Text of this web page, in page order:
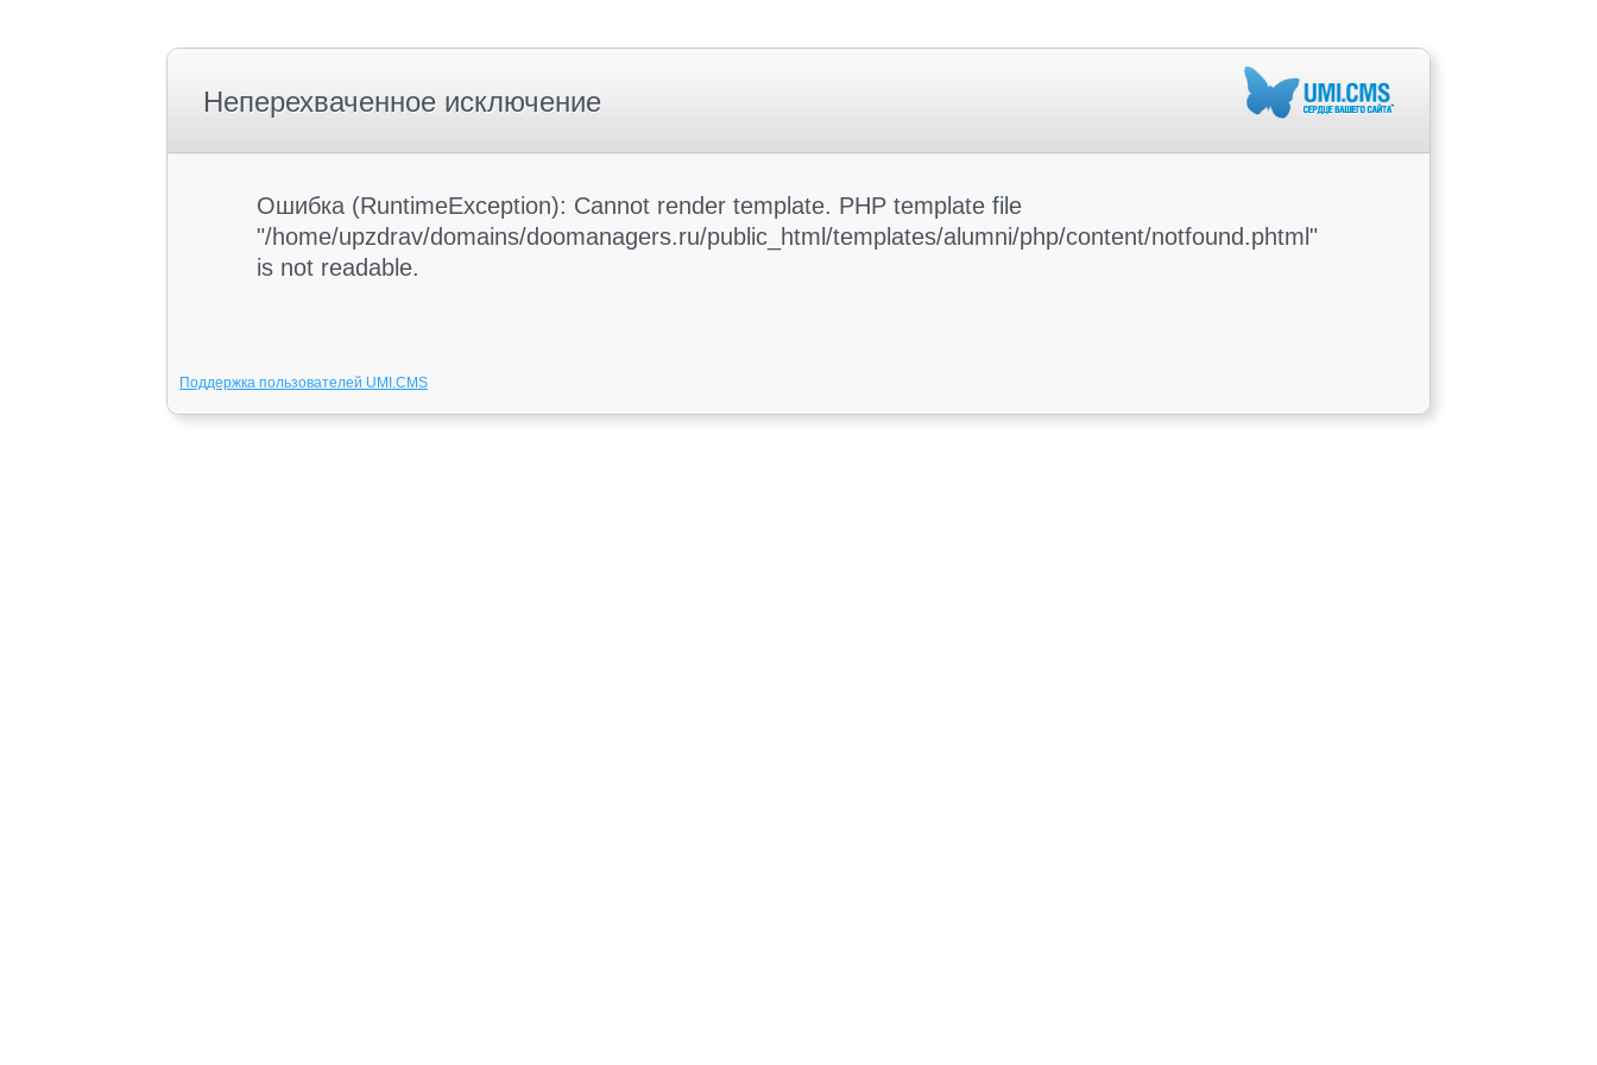
Неперехваченное исключение
Ошибка (RuntimeException): Cannot render template. PHP template file
"/home/upzdrav/domains/doomanagers.ru/public_html/templates/alumni/php/content/notfound.phtml"
is not readable.
Поддержка пользователей UMI.CMS